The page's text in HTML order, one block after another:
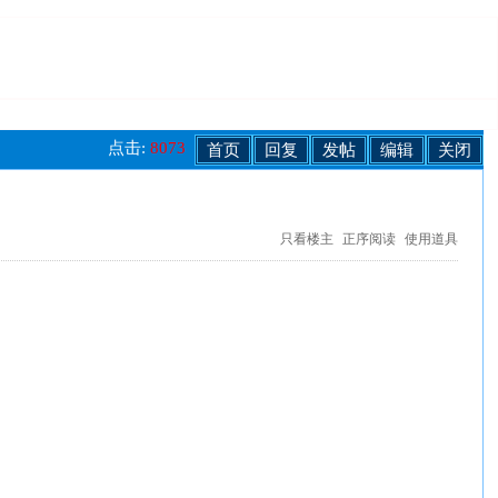
关闭
编辑
发帖
回复
首页
点击: 8073
只看楼主 正序阅读 使用道具